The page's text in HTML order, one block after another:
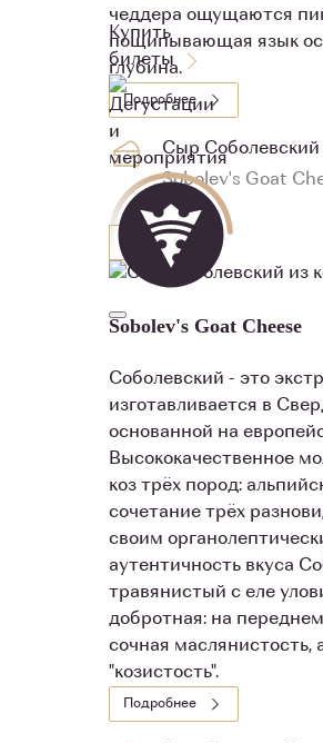
Купить
билеты
чеддера ощущаются
пощипывающая язык
глубина.
Подробнее
Сыр Соболевский
Sobolev's Goat
150 г
Sobolev's Goat Cheese
Соболевский - это
изготавливается в
основанной на
Высококачественное
коз трёх пород:
сочетание трёх
своим
аутентичность вкуса
травянистый с еле
добротная: на
сочная маслянистость,
"козистость".
Подробнее